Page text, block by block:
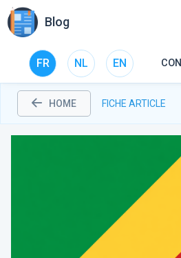
Blog
FR NL EN
HOME FICHE ARTICLE